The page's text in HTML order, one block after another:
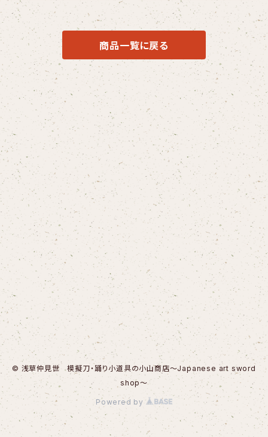
商品一覧に戻る
© 浅草仲見世 模擬刀・踊り小道具の小山商店～Japanese art sword
shop～
Powered by